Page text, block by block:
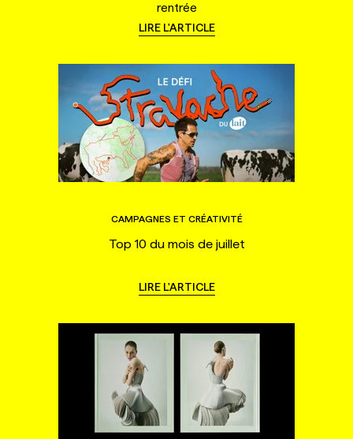
rentrée
LIRE L'ARTICLE
CAMPAGNES ET CRÉATIVITÉ
Top 10 du mois de juillet
LIRE L'ARTICLE